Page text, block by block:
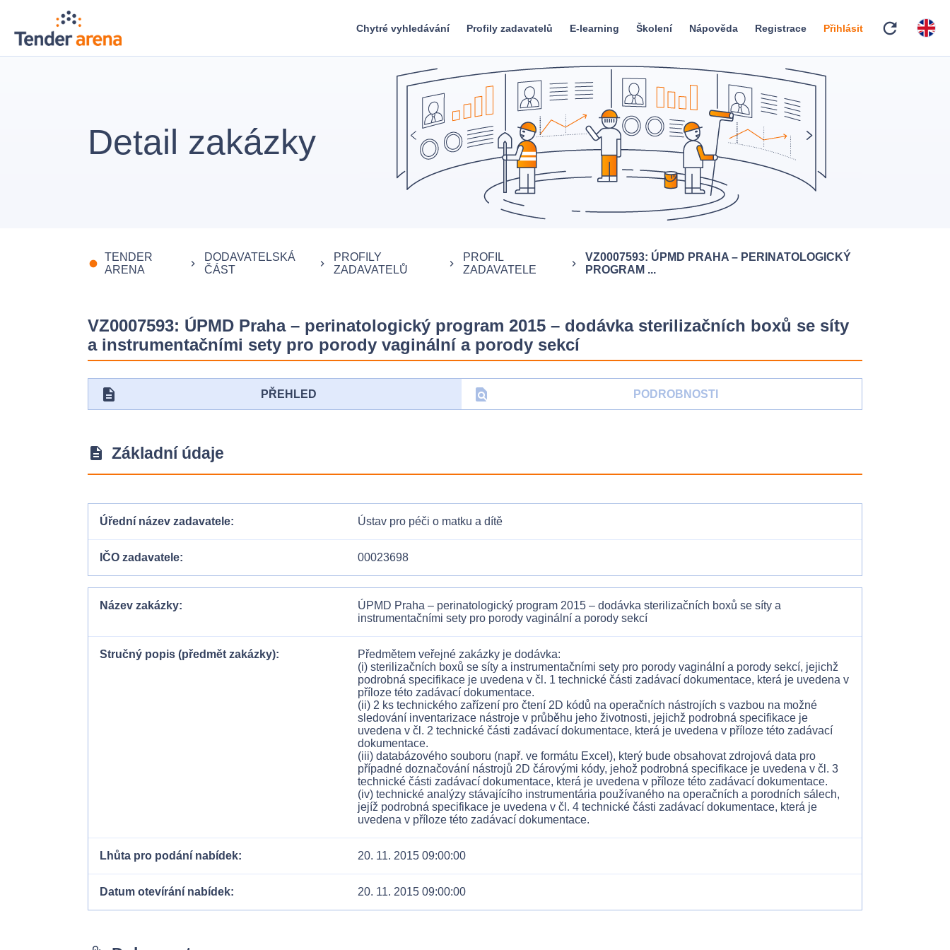
Chytré vyhledávání Profily zadavatelů E-learning Školení Nápověda Registrace Přihlásit refresh
Detail zakázky
fiber_manual_record
TENDER
ARENA
keyboard_arrow_right
DODAVATELSKÁ
ČÁST
keyboard_arrow_right
PROFILY
ZADAVATELŮ
keyboard_arrow_right
PROFIL
ZADAVATELE
keyboard_arrow_right
VZ0007593: ÚPMD PRAHA – PERINATOLOGICKÝ
PROGRAM ...
VZ0007593: ÚPMD Praha – perinatologický program 2015 – dodávka sterilizačních boxů se síty
a instrumentačními sety pro porody vaginální a porody sekcí
description PŘEHLED find_in_page PODROBNOSTI
description Základní údaje
Úřední název zadavatele Ústav pro péči o matku a dítě
IČO zadavatele 00023698
Název zakázky
ÚPMD Praha – perinatologický program 2015 – dodávka sterilizačních boxů se síty a
instrumentačními sety pro porody vaginální a porody sekcí
Stručný popis (předmět zakázky)
Předmětem veřejné zakázky je dodávka:
(i) sterilizačních boxů se síty a instrumentačními sety pro porody vaginální a porody sekcí, jejichž
podrobná specifikace je uvedena v čl. 1 technické části zadávací dokumentace, která je uvedena v
příloze této zadávací dokumentace.
(ii) 2 ks technického zařízení pro čtení 2D kódů na operačních nástrojích s vazbou na možné
sledování inventarizace nástroje v průběhu jeho životnosti, jejichž podrobná specifikace je
uvedena v čl. 2 technické části zadávací dokumentace, která je uvedena v příloze této zadávací
dokumentace.
(iii) databázového souboru (např. ve formátu Excel), který bude obsahovat zdrojová data pro
případné doznačování nástrojů 2D čárovými kódy, jehož podrobná specifikace je uvedena v čl. 3
technické části zadávací dokumentace, která je uvedena v příloze této zadávací dokumentace.
(iv) technické analýzy stávajícího instrumentária používaného na operačních a porodních sálech,
jejíž podrobná specifikace je uvedena v čl. 4 technické části zadávací dokumentace, která je
Lhůta pro podání nabídek 20. 11. 2015 09:00:00
Datum otevírání nabídek 20. 11. 2015 09:00:00